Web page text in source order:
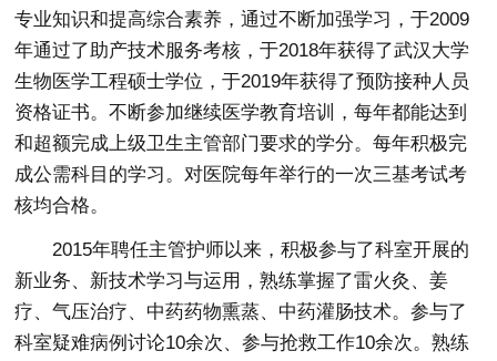
专业知识和提高综合素养，通过不断加强学习，于2009
年通过了助产技术服务考核，于2018年获得了武汉大学
生物医学工程硕士学位，于2019年获得了预防接种人员
资格证书。不断参加继续医学教育培训，每年都能达到
和超额完成上级卫生主管部门要求的学分。每年积极完
成公需科目的学习。对医院每年举行的一次三基考试考
核均合格。
2015年聘任主管护师以来，积极参与了科室开展的
新业务、新技术学习与运用，熟练掌握了雷火灸、姜
疗、气压治疗、中药药物熏蒸、中药灌肠技术。参与了
科室疑难病例讨论10余次、参与抢救工作10余次。熟练